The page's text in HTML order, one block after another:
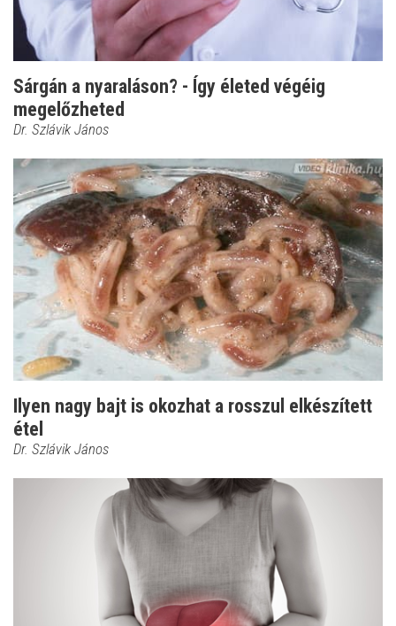
Sárgán a nyaraláson? - Így életed végéig
megelőzheted
Dr. Szlávik János
Ilyen nagy bajt is okozhat a rosszul elkészített
étel
Dr. Szlávik János